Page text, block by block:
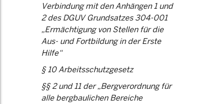
Verbindung mit den Anhängen 1 und
2 des DGUV Grundsatzes 304-001
„Ermächtigung von Stellen für die
Aus- und Fortbildung in der Erste
Hilfe“
§ 10 Arbeitsschutzgesetz
§§ 2 und 11 der „Bergverordnung für
alle bergbaulichen Bereiche